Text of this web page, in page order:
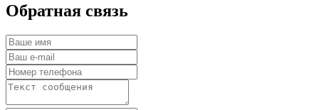
Обратная связь